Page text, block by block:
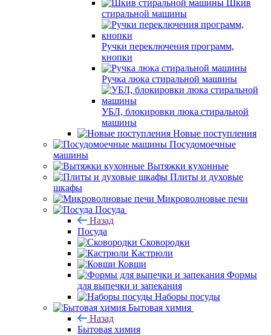
Шкив
стиральной машины
Ручки переключения программ,
кнопки
Ручка люка стиральной машины
УБЛ, блокировки люка стиральной
машины
Новые поступления
Посудомоечные
машины
Вытяжки кухонные
Плиты и духовые
шкафы
Микроволновые печи
Посуда
Назад
Посуда
Сковородки
Кастрюли
Ковши
Формы
для выпечки и запекания
Наборы посуды
Бытовая химия
Назад
Бытовая химия